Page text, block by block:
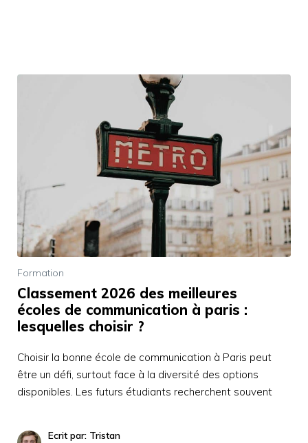
Formation
Classement 2026 des meilleures
écoles de communication à paris :
lesquelles choisir ?
Choisir la bonne école de communication à Paris peut
être un défi, surtout face à la diversité des options
disponibles. Les futurs étudiants recherchent souvent
Ecrit par: Tristan